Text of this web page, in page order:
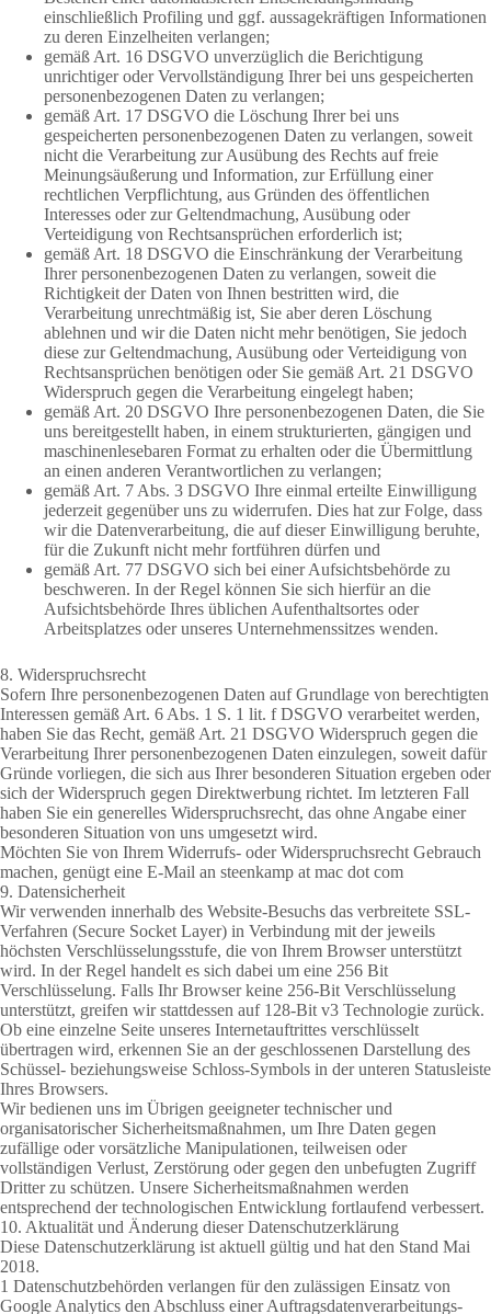
einschließlich Profiling und ggf. aussagekräftigen Informationen
zu deren Einzelheiten verlangen;
gemäß Art. 16 DSGVO unverzüglich die Berichtigung
unrichtiger oder Vervollständigung Ihrer bei uns gespeicherten
personenbezogenen Daten zu verlangen;
gemäß Art. 17 DSGVO die Löschung Ihrer bei uns
gespeicherten personenbezogenen Daten zu verlangen, soweit
nicht die Verarbeitung zur Ausübung des Rechts auf freie
Meinungsäußerung und Information, zur Erfüllung einer
rechtlichen Verpflichtung, aus Gründen des öffentlichen
Interesses oder zur Geltendmachung, Ausübung oder
Verteidigung von Rechtsansprüchen erforderlich ist;
gemäß Art. 18 DSGVO die Einschränkung der Verarbeitung
Ihrer personenbezogenen Daten zu verlangen, soweit die
Richtigkeit der Daten von Ihnen bestritten wird, die
Verarbeitung unrechtmäßig ist, Sie aber deren Löschung
ablehnen und wir die Daten nicht mehr benötigen, Sie jedoch
diese zur Geltendmachung, Ausübung oder Verteidigung von
Rechtsansprüchen benötigen oder Sie gemäß Art. 21 DSGVO
Widerspruch gegen die Verarbeitung eingelegt haben;
gemäß Art. 20 DSGVO Ihre personenbezogenen Daten, die Sie
uns bereitgestellt haben, in einem strukturierten, gängigen und
maschinenlesebaren Format zu erhalten oder die Übermittlung
an einen anderen Verantwortlichen zu verlangen;
gemäß Art. 7 Abs. 3 DSGVO Ihre einmal erteilte Einwilligung
jederzeit gegenüber uns zu widerrufen. Dies hat zur Folge, dass
wir die Datenverarbeitung, die auf dieser Einwilligung beruhte,
für die Zukunft nicht mehr fortführen dürfen und
gemäß Art. 77 DSGVO sich bei einer Aufsichtsbehörde zu
beschweren. In der Regel können Sie sich hierfür an die
Aufsichtsbehörde Ihres üblichen Aufenthaltsortes oder
Arbeitsplatzes oder unseres Unternehmenssitzes wenden.
8. Widerspruchsrecht
Sofern Ihre personenbezogenen Daten auf Grundlage von berechtigten
Interessen gemäß Art. 6 Abs. 1 S. 1 lit. f DSGVO verarbeitet werden,
haben Sie das Recht, gemäß Art. 21 DSGVO Widerspruch gegen die
Verarbeitung Ihrer personenbezogenen Daten einzulegen, soweit dafür
Gründe vorliegen, die sich aus Ihrer besonderen Situation ergeben oder
sich der Widerspruch gegen Direktwerbung richtet. Im letzteren Fall
haben Sie ein generelles Widerspruchsrecht, das ohne Angabe einer
besonderen Situation von uns umgesetzt wird.
Möchten Sie von Ihrem Widerrufs- oder Widerspruchsrecht Gebrauch
machen, genügt eine E-Mail an steenkamp at mac dot com
9. Datensicherheit
Wir verwenden innerhalb des Website-Besuchs das verbreitete SSL-
Verfahren (Secure Socket Layer) in Verbindung mit der jeweils
höchsten Verschlüsselungsstufe, die von Ihrem Browser unterstützt
wird. In der Regel handelt es sich dabei um eine 256 Bit
Verschlüsselung. Falls Ihr Browser keine 256-Bit Verschlüsselung
unterstützt, greifen wir stattdessen auf 128-Bit v3 Technologie zurück.
Ob eine einzelne Seite unseres Internetauftrittes verschlüsselt
übertragen wird, erkennen Sie an der geschlossenen Darstellung des
Schüssel- beziehungsweise Schloss-Symbols in der unteren Statusleiste
Ihres Browsers.
Wir bedienen uns im Übrigen geeigneter technischer und
organisatorischer Sicherheitsmaßnahmen, um Ihre Daten gegen
zufällige oder vorsätzliche Manipulationen, teilweisen oder
vollständigen Verlust, Zerstörung oder gegen den unbefugten Zugriff
Dritter zu schützen. Unsere Sicherheitsmaßnahmen werden
entsprechend der technologischen Entwicklung fortlaufend verbessert.
10. Aktualität und Änderung dieser Datenschutzerklärung
Diese Datenschutzerklärung ist aktuell gültig und hat den Stand Mai
2018.
1 Datenschutzbehörden verlangen für den zulässigen Einsatz von
Google Analytics den Abschluss einer Auftragsdatenverarbeitungs-